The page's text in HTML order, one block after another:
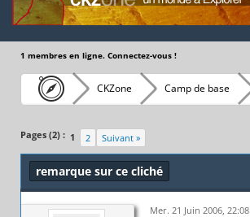
1 membres en ligne. Connectez-vous !
CKZone Camp de base
Pages (2) : 1 2 Suivant »
remarque sur ce cliché
Mer. 21 Juin 2006, 22:08